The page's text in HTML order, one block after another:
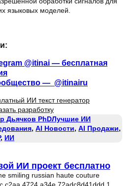
языковых моделей.
@itinai — бесплатная
— @itinairu
ИИ текст генератор
разработку
Дьячков PhDЛучшие ИИ
, AI Новости, AI Продажи
, ИИ
ИИ проект бесплатно